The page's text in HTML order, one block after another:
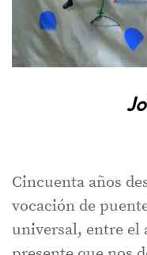
Cincuenta años
vocación de
universal, entre el